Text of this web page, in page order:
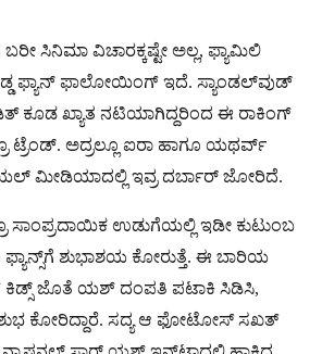
ಸಿನಿಮಾ ವಿಚಾರಕ್ಕಷ್ಟೇ ಅಲ್ಲ, ಫ್ಯಾಮಿಲಿ
ಫ್ಯಾನ್ ಫಾಲೋಯಿಂಗ್ ಇದೆ. ಸ್ಯಾಂಡಲ್​ವುಡ್
ಕೂಡ ಖ್ಯಾತ ನಟಿಯಾಗಿದ್ದರಿಂದ ಈ ರಾಕಿಂಗ್
ಟ್ರೆಂಡ್. ಅದ್ರಲ್ಲೂ ಐರಾ ಹಾಗೂ ಯಥರ್ವ್
ಮೀಡಿಯಾದಲ್ಲಿ ಇವ್ರ ದರ್ಬಾರ್ ಜೋರಿದೆ.
ಸಾಂಪ್ರದಾಯಿಕ ಉಡುಗೆಯಲ್ಲಿ ಇಡೀ ಕುಟುಂಬ
ಫ್ಯಾನ್ಸ್​ಗೆ ಶುಭಾಶಯ ಕೋರುತ್ತೆ. ಈ ಬಾರಿಯ
ಕಿಡ್ಸ್ ಜೊತೆ ಯಶ್ ದಂಪತಿ ಪಟಾಕಿ ಸಿಡಿಸಿ,
ಕೋರಿದ್ದಾರೆ. ಸದ್ಯ ಆ ಫೋಟೋಸ್ ಸಖತ್